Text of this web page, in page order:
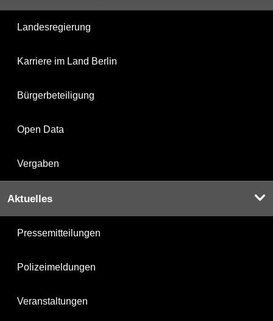
Landesregierung
Karriere im Land Berlin
Bürgerbeteiligung
Open Data
Vergaben
Aktuelles
Pressemitteilungen
Polizeimeldungen
Veranstaltungen